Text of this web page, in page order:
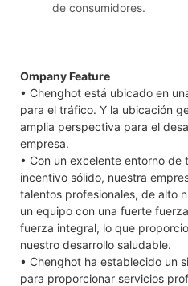
de consumidores.
Ompany Feature
• Chenghot está ubicado en
para el tráfico. Y la ubicación
amplia perspectiva para el
empresa.
• Con un excelente entorno de
incentivo sólido, nuestra
talentos profesionales, de alto
un equipo con una fuerte
fuerza integral, lo que
nuestro desarrollo saludable.
• Chenghot ha establecido un
para proporcionar servicios